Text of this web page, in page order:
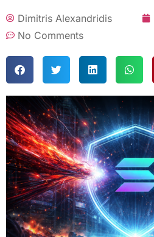
Dimitris Alexandridis
No Comments